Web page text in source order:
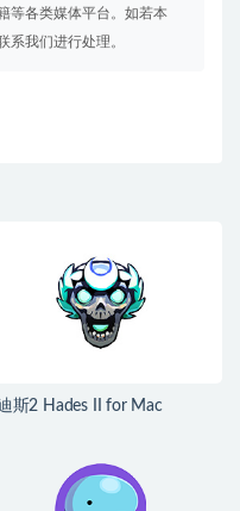
等各类媒体平台。如若本
系我们进行处理。
斯2 Hades II for Mac